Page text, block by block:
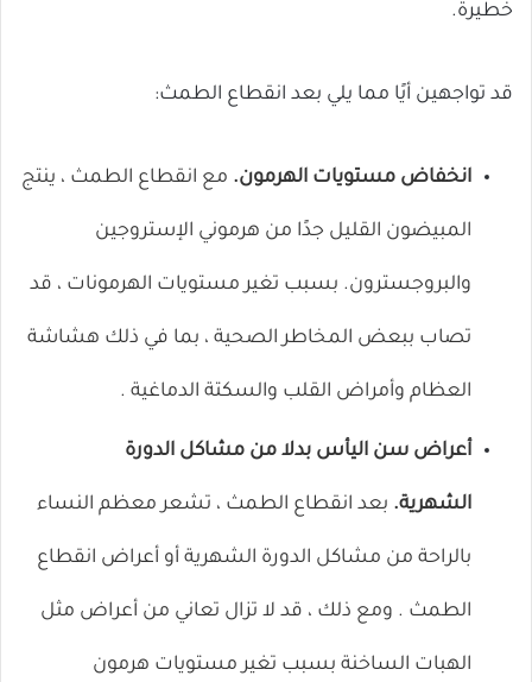
خطيرة.
قد تواجهين أيًا مما يلي بعد انقطاع الطمث:
انخفاض مستويات الهرمون. مع انقطاع الطمث ، ينتج
المبيضون القليل جدًا من هرموني الإستروجين
والبروجسترون. بسبب تغير مستويات الهرمونات ، قد
تصاب ببعض المخاطر الصحية ، بما في ذلك هشاشة
العظام وأمراض القلب والسكتة الدماغية .
أعراض سن اليأس بدلا من مشاكل الدورة
الشهرية. بعد انقطاع الطمث ، تشعر معظم النساء
بالراحة من مشاكل الدورة الشهرية أو أعراض انقطاع
الطمث . ومع ذلك ، قد لا تزال تعاني من أعراض مثل
الهبات الساخنة بسبب تغير مستويات هرمون